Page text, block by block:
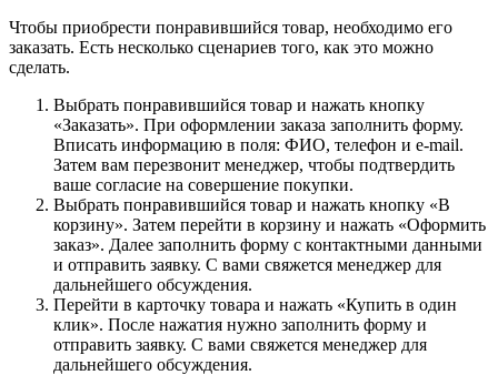
Чтобы приобрести понравившийся товар, необходимо его
заказать. Есть несколько сценариев того, как это можно
сделать.
Выбрать понравившийся товар и нажать кнопку
«Заказать». При оформлении заказа заполнить форму.
Вписать информацию в поля: ФИО, телефон и e-mail.
Затем вам перезвонит менеджер, чтобы подтвердить
ваше согласие на совершение покупки.
Выбрать понравившийся товар и нажать кнопку «В
корзину». Затем перейти в корзину и нажать «Оформить
заказ». Далее заполнить форму с контактными данными
и отправить заявку. С вами свяжется менеджер для
дальнейшего обсуждения.
Перейти в карточку товара и нажать «Купить в один
клик». После нажатия нужно заполнить форму и
отправить заявку. С вами свяжется менеджер для
дальнейшего обсуждения.